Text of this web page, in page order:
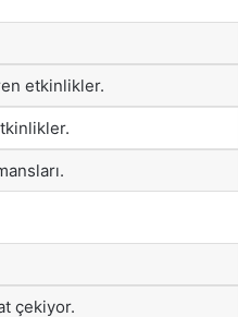
etkinlikler.
çekiyor.